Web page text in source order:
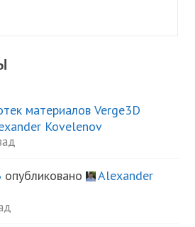
материалов Verge3D
Kovelenov
опубликовано
Alexander